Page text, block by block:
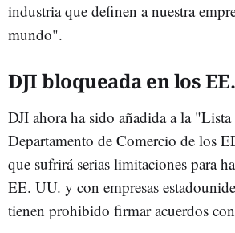
industria que definen a nuestra
mundo".
DJI bloqueada en los
DJI ahora ha sido añadida a la
Departamento de Comercio de los
que sufrirá serias limitaciones para
EE. UU. y con empresas
tienen prohibido firmar acuerdos